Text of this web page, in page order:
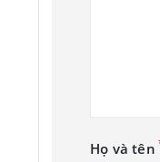
Họ và tên